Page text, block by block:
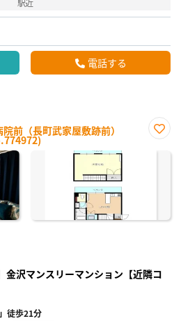
電話する
前（長町武家屋敷跡前）
に入
金沢マンスリーマンション【近隣コ
徒歩21分